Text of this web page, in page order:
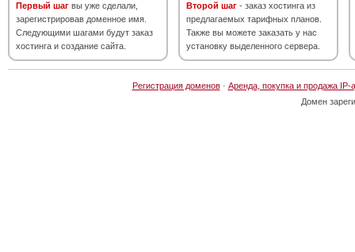
Первый шаг вы уже сделали,
зарегистрировав доменное имя.
Следующими шагами будут заказ
хостинга и создание сайта.
Второй шаг - заказ хостинга из
предлагаемых тарифных планов.
Также вы можете заказать у нас
установку выделенного сервера.
Регистрация доменов· Аренда, покупка и продажа IP-
Домен